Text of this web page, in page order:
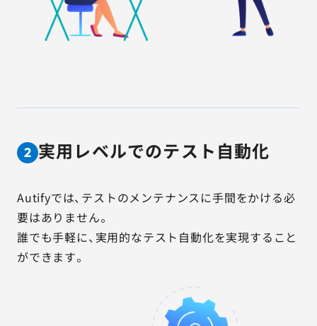
2 実用レベルでのテスト自動化
Autifyでは、テストのメンテナンスに手間をかける必
要はありません。
誰でも手軽に、実用的なテスト自動化を実現すること
ができます。